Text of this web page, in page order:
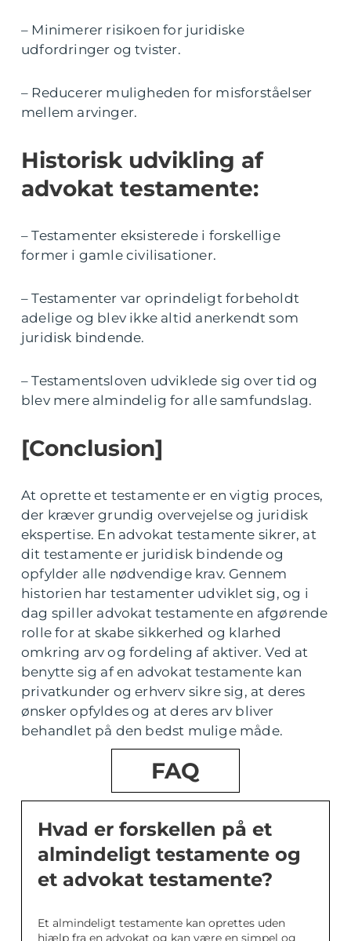
– Minimerer risikoen for juridiske
udfordringer og tvister.
– Reducerer muligheden for misforståelser
mellem arvinger.
Historisk udvikling af
advokat testamente:
– Testamenter eksisterede i forskellige
former i gamle civilisationer.
– Testamenter var oprindeligt forbeholdt
adelige og blev ikke altid anerkendt som
juridisk bindende.
– Testamentsloven udviklede sig over tid og
blev mere almindelig for alle samfundslag.
[Conclusion]
At oprette et testamente er en vigtig proces,
der kræver grundig overvejelse og juridisk
ekspertise. En advokat testamente sikrer, at
dit testamente er juridisk bindende og
opfylder alle nødvendige krav. Gennem
historien har testamenter udviklet sig, og i
dag spiller advokat testamente en afgørende
rolle for at skabe sikkerhed og klarhed
omkring arv og fordeling af aktiver. Ved at
benytte sig af en advokat testamente kan
privatkunder og erhverv sikre sig, at deres
ønsker opfyldes og at deres arv bliver
behandlet på den bedst mulige måde.
FAQ
Hvad er forskellen på et
almindeligt testamente og
et advokat testamente?
Et almindeligt testamente kan oprettes uden
hjælp fra en advokat og kan være en simpel og